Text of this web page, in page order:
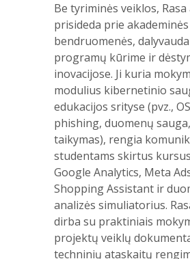
Be tyriminės veiklos,
prisideda prie akademinės
bendruomenės,
programų kūrime ir
inovacijose. Ji kuria
modulius kibernetinio
edukacijos srityse (pvz.,
phishing, duomenų
taikymas), rengia
studentams skirtus
Google Analytics, Meta
Shopping Assistant ir
analizės simuliatorius.
dirba su praktiniais
projektų veiklų
techninių ataskaitų